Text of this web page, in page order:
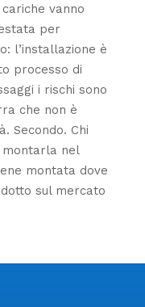
vanno
per
l’installazione è
processo di
i rischi sono
che non è
Secondo. Chi
nel
montata dove
sul mercato